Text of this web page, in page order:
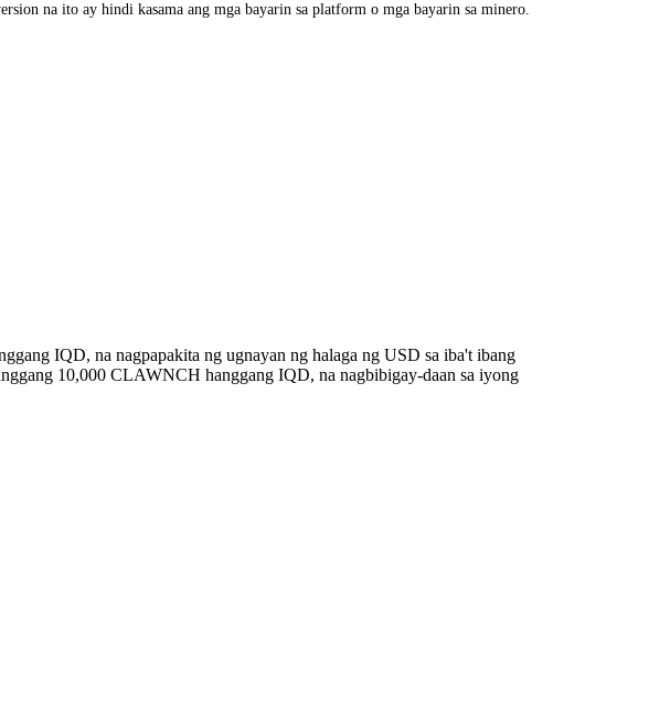
na ito ay hindi kasama ang mga bayarin sa platform o mga bayarin sa minero.
IQD, na nagpapakita ng ugnayan ng halaga ng USD sa iba't ibang
10,000 CLAWNCH hanggang IQD, na nagbibigay-daan sa iyong